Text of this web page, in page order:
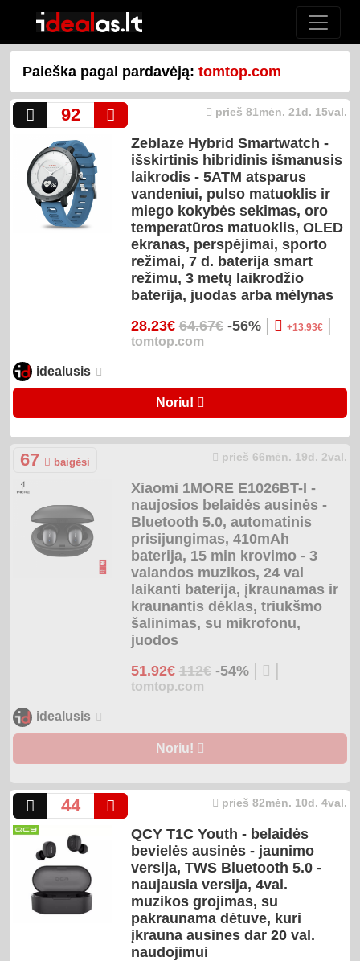
Paieška pagal pardavėją: tomtop.com
92 prieš 81mėn. 21d. 15val.
Zeblaze Hybrid Smartwatch -
išskirtinis hibridinis išmanusis
laikrodis - 5ATM atsparus
vandeniui, pulso matuoklis ir
miego kokybės sekimas, oro
temperatūros matuoklis, OLED
ekranas, perspėjimai, sporto
režimai, 7 d. baterija smart
režimu, 3 metų laikrodžio
baterija, juodas arba mėlynas
28.23€ 64.67€ -56% | +13.93€ |
tomtop.com
idealusis
Noriu!
67 baigėsi prieš 66mėn. 19d. 2val.
Xiaomi 1MORE E1026BT-I -
naujosios belaidės ausinės -
Bluetooth 5.0, automatinis
prisijungimas, 410mAh
baterija, 15 min krovimo - 3
valandos muzikos, 24 val
laikanti baterija, įkraunamas ir
kraunantis dėklas, triukšmo
šalinimas, su mikrofonu,
juodos
51.92€ 112€ -54%
tomtop.com
idealusis
Noriu!
44 prieš 82mėn. 10d. 4val.
QCY T1C Youth - belaidės
bevielės ausinės - jaunimo
versija, TWS Bluetooth 5.0 -
naujausia versija, 4val.
muzikos grojimas, su
pakraunama dėtuve, kuri
įkrauna ausines dar 20 val.
naudojimui